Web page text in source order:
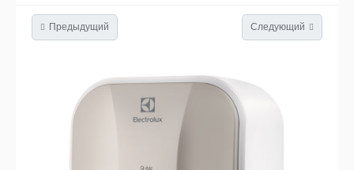
Предыдущий Следующий